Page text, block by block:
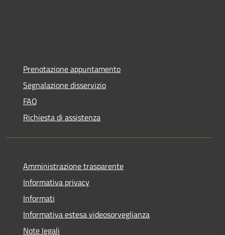
Prenotazione appuntamento
Segnalazione disservizio
FAQ
Richiesta di assistenza
Amministrazione trasparente
Informativa privacy
Informati
Informativa estesa videosorveglianza
Note legali